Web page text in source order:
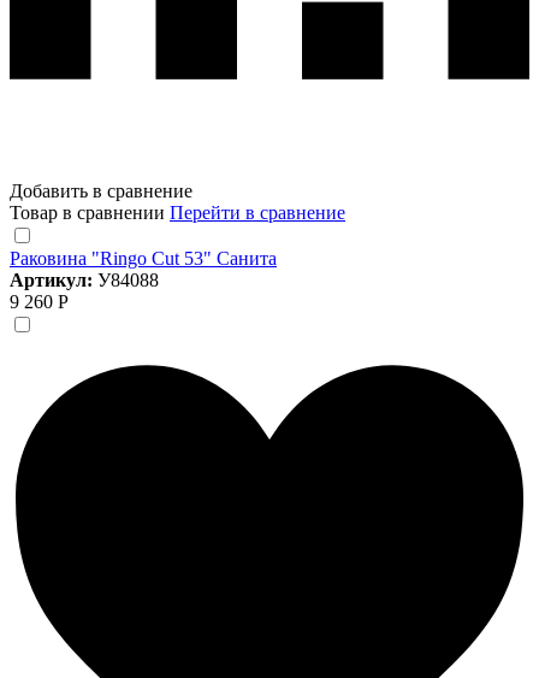
Добавить в сравнение
Товар в сравнении Перейти в сравнение
Раковина "Ringo Cut 53" Санита
Артикул: У84088
9 260 Р